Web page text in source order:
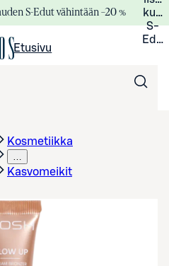
S-Edut vähintään –20 %
S-
Etusivu
Kosmetiikka
…
Kasvomeikit